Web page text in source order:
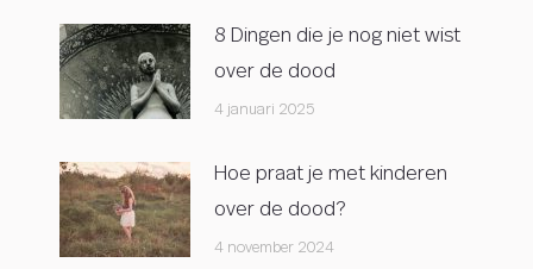
8 Dingen die je nog niet wist
over de dood
4 januari 2025
Hoe praat je met kinderen
over de dood?
4 november 2024